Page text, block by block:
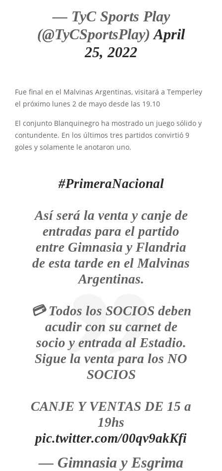
— TyC Sports Play
(@TyCSportsPlay)April
25, 2022
Fue final en el Malvinas Argentinas, visitará a Temperley
el próximo lunes 2 de mayo desde las 19.10
El conjunto Blanquinegro ha mostrado un juego sólido y
contundente. En los últimos tres partidos convirtió 9
goles y solamente le anotaron uno.
#PrimeraNacional
Así será la venta y canje de
entradas para el partido
entre Gimnasia y Flandria
de esta tarde en el Malvinas
Argentinas.
💳 Todos los SOCIOS deben
acudir con su carnet de
socio y entrada al Estadio.
Sigue la venta para los NO
SOCIOS
CANJE Y VENTAS DE 15 a
19hs
pic.twitter.com/00qv9akKfi
— Gimnasia y Esgrima